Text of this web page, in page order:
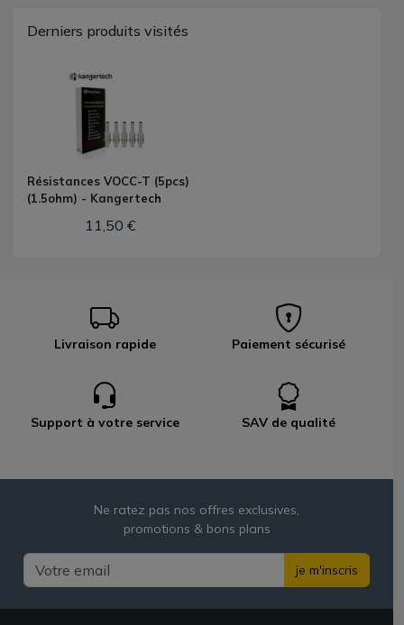
Derniers produits visités
Résistances VOCC-T (5pcs)
(1.5ohm) - Kangertech
11,50 €
Livraison rapide Paiement sécurisé
Support à votre service SAV de qualité
Ne ratez pas nos offres exclusives,
promotions & bons plans
je m'inscris